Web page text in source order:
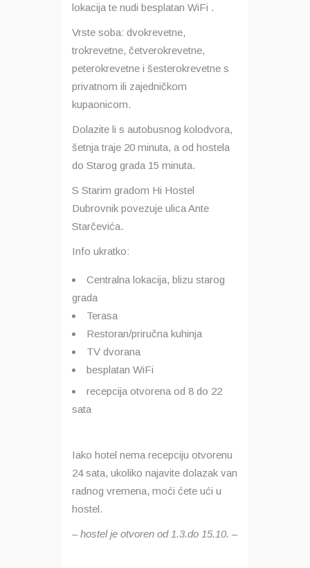
lokacija te nudi besplatan WiFi .
Vrste soba: dvokrevetne,
trokrevetne, četverokrevetne,
peterokrevetne i šesterokrevetne s
privatnom ili zajedničkom
kupaonicom.
Dolazite li s autobusnog kolodvora,
šetnja traje 20 minuta, a od hostela
do Starog grada 15 minuta.
S Starim gradom Hi Hostel
Dubrovnik povezuje ulica Ante
Starčevića.
Info ukratko:
Centralna lokacija, blizu starog
grada
Terasa
Restoran/priručna kuhinja
TV dvorana
besplatan WiFi
recepcija otvorena od 8 do 22
sata
Iako hotel nema recepciju otvorenu
24 sata, ukoliko najavite dolazak van
radnog vremena, moći ćete ući u
hostel.
– hostel je otvoren od 1.3.do 15.10. –